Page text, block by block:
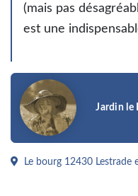
(mais pas
est une
Jardin le
Le bourg 12430 Lestrade